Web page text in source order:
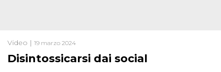
Video | 19 marzo 2024
Disintossicarsi dai social